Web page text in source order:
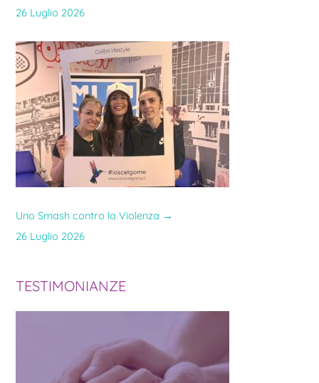
26 Luglio 2026
Uno Smash contro la Violenza →
26 Luglio 2026
TESTIMONIANZE